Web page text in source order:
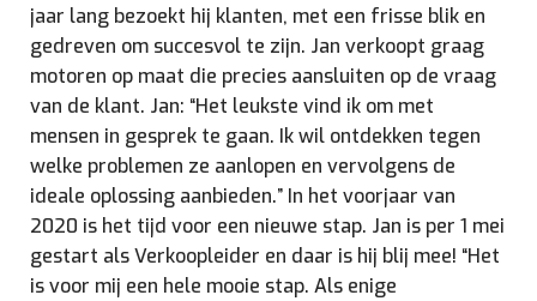
jaar lang bezoekt hij klanten, met een frisse blik en
gedreven om succesvol te zijn. Jan verkoopt graag
motoren op maat die precies aansluiten op de vraag
van de klant. Jan: “Het leukste vind ik om met
mensen in gesprek te gaan. Ik wil ontdekken tegen
welke problemen ze aanlopen en vervolgens de
ideale oplossing aanbieden.” In het voorjaar van
2020 is het tijd voor een nieuwe stap. Jan is per 1 mei
gestart als Verkoopleider en daar is hij blij mee! “Het
is voor mij een hele mooie stap. Als enige